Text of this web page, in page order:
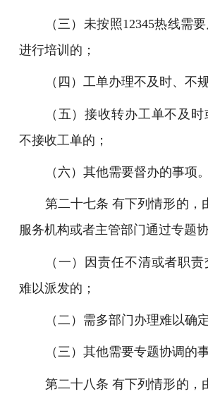
（三）未按照12345热线需
进行培训的；
（四）工单办理不及时、不
（五）接收转办工单不及
不接收工单的；
（六）其他需要督办的事项。
第二十七条 有下列情形的，
服务机构或者主管部门通过专题
（一）因责任不清或者职
难以派发的；
（二）需多部门办理难以确
（三）其他需要专题协调的事
第二十八条 有下列情形的，